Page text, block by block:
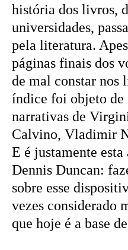
história dos livros,
universidades,
pela literatura.
páginas finais dos
de mal constar nos
índice foi objeto de
narrativas de
Calvino, Vladimir
E é justamente
Dennis Duncan:
sobre esse
vezes considerado
que hoje é a base